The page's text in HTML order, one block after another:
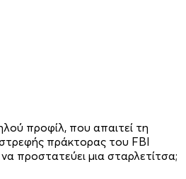
προφίλ, που απαιτεί τη
πράκτορας του FBI
προστατεύει μια σταρλετίτσα;